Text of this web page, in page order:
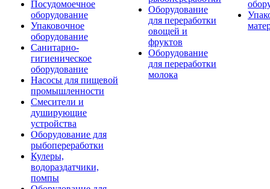
Посудомоечное
оборудование
Упаковочное
оборудование
Санитарно-
гигиеническое
оборудование
Насосы для пищевой
промышленности
Смесители и
душирующие
устройства
Оборудование для
рыбопереработки
Кулеры,
водораздатчики,
помпы
Оборудование
для переработки
овощей и
фруктов
Оборудование
для переработки
молока